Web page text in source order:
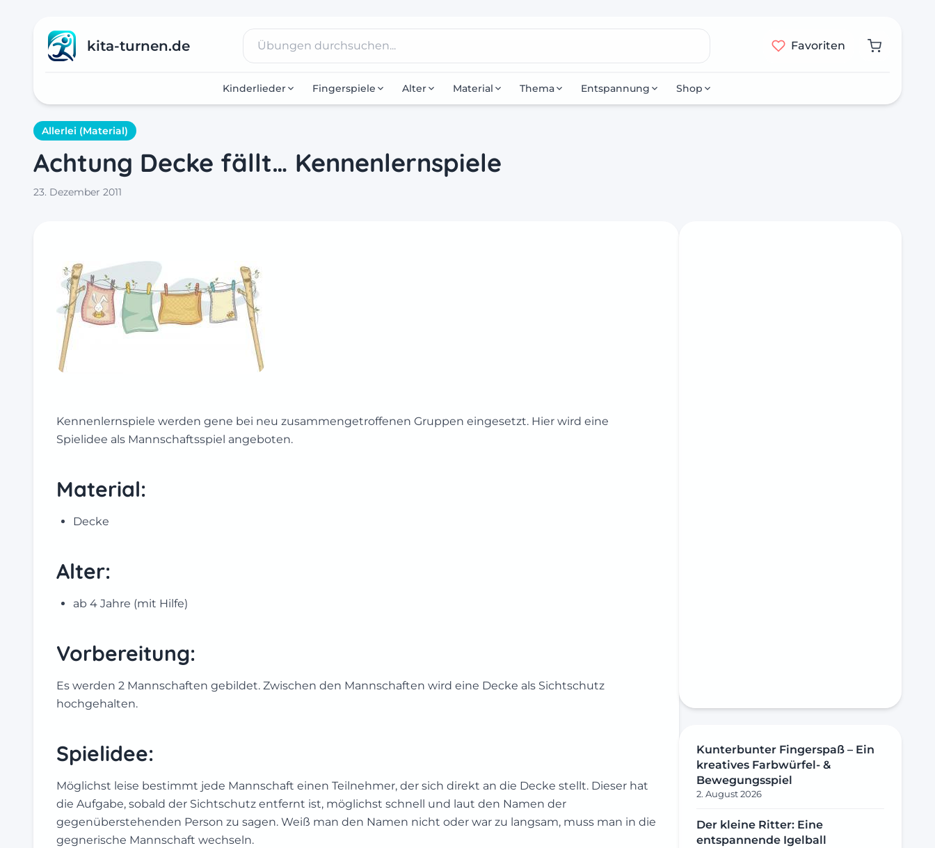
kita-turnen.de Favoriten
Kinderlieder Fingerspiele Alter Material Thema Entspannung Shop
Allerlei (Material)
Achtung Decke fällt… Kennenlernspiele
23. Dezember 2011
Kennenlernspiele werden gene bei neu zusammengetroffenen Gruppen eingesetzt. Hier wird eine
Spielidee als Mannschaftsspiel angeboten.
Material:
Decke
Alter:
ab 4 Jahre (mit Hilfe)
Vorbereitung:
Es werden 2 Mannschaften gebildet. Zwischen den Mannschaften wird eine Decke als Sichtschutz
hochgehalten.
Spielidee:
Möglichst leise bestimmt jede Mannschaft einen Teilnehmer, der sich direkt an die Decke stellt. Dieser hat
die Aufgabe, sobald der Sichtschutz entfernt ist, möglichst schnell und laut den Namen der
gegenüberstehenden Person zu sagen. Weiß man den Namen nicht oder war zu langsam, muss man in die
gegnerische Mannschaft wechseln.
Kunterbunter Fingerspaß – Ein
kreatives Farbwürfel- &
Bewegungsspiel
2. August 2026
Der kleine Ritter: Eine
entspannende Igelball